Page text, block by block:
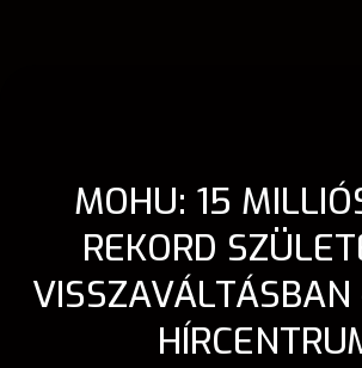
MOHU: 15
REKORD
VISSZAVÁLTÁSBAN